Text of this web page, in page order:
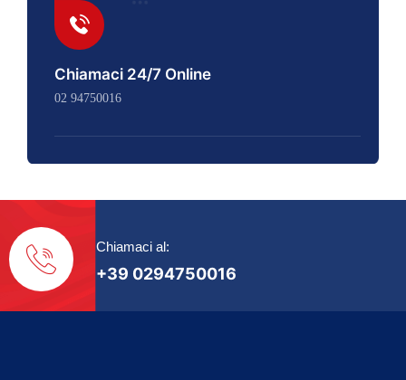
Chiamaci 24/7 Online
02 94750016
Chiamaci al:
+39 0294750016